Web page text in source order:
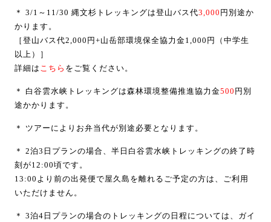
＊ 3/1～11/30 縄文杉トレッキングは登山バス代3,000 円別途か
かります。
［登山バス代2,000円+山岳部環境保全協力金1,000円（中学生
以上）］
詳細は こちら をご覧ください。
＊ 白谷雲水峡トレッキングは森林環境整備推進協力金500 円別
途かかります。
＊ ツアーによりお弁当代が別途必要となります。
＊ 2泊3日プランの場合、半日白谷雲水峡トレッキングの終了時
刻が12:00頃です。
13:00より前の出発便で屋久島を離れるご予定の方は、ご利用
いただけません。
＊ 3泊4日プランの場合のトレッキングの日程については、ガイ